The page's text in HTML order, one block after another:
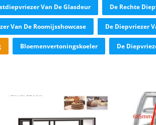
Van De Glasdeur De Rechte
Van De Roomijsshowcase De Diepvriezer
Bloemenvertoningskoeler De